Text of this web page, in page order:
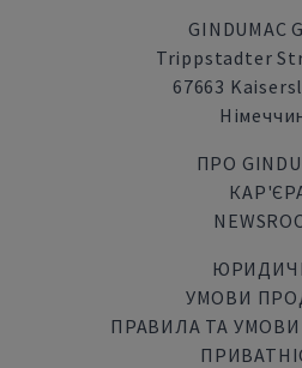
GINDUMAC
Trippstadter
67663
ПРО
УМОВИ
ПРАВИЛА ТА